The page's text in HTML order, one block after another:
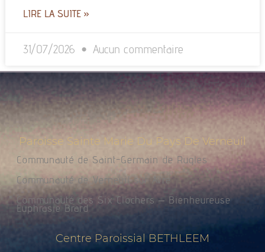
LIRE LA SUITE »
31/07/2026 Aucun commentaire
Paroisse Sainte Marie Du Pays De Verneuil
Communauté de Saint-Germain de Rugles
Communauté de Verneuil sur Avre
Communauté des Six Clochers – Bienheureuse
Euphrasie Brard
Centre Paroissial BETHLEEM